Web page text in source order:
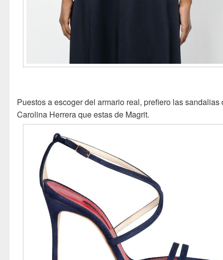
Puestos a escoger del armario real, prefiero las sandalias
Carolina Herrera que estas de Magrit.